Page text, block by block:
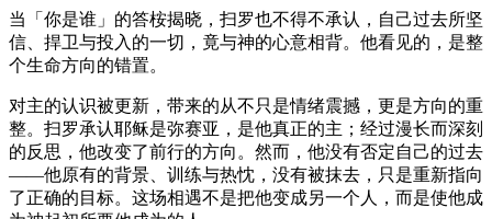
当「你是谁」的答桉揭晓，扫罗也不得不承认，自己过去所坚
信、捍卫与投入的一切，竟与神的心意相背。他看见的，是整
个生命方向的错置。
对主的认识被更新，带来的从不只是情绪震撼，更是方向的重
整。扫罗承认耶稣是弥赛亚，是他真正的主；经过漫长而深刻
的反思，他改变了前行的方向。然而，他没有否定自己的过去
——他原有的背景、训练与热忱，没有被抹去，只是重新指向
了正确的目标。这场相遇不是把他变成另一个人，而是使他成